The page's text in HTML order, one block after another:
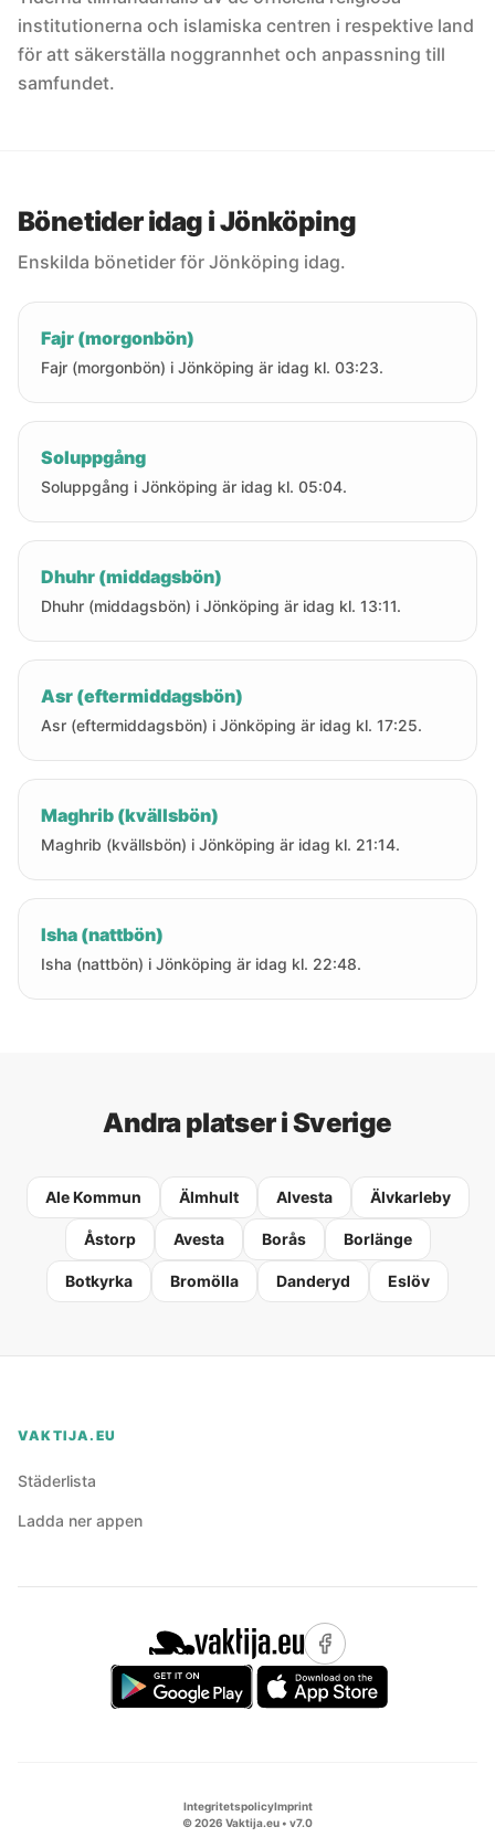
institutionerna och islamiska centren i respektive land
för att säkerställa noggrannhet och anpassning till
samfundet.
Bönetider idag i Jönköping
Enskilda bönetider för Jönköping idag.
Fajr (morgonbön)
Fajr (morgonbön) i Jönköping är idag kl. 03:23.
Soluppgång
Soluppgång i Jönköping är idag kl. 05:04.
Dhuhr (middagsbön)
Dhuhr (middagsbön) i Jönköping är idag kl. 13:11.
Asr (eftermiddagsbön)
Asr (eftermiddagsbön) i Jönköping är idag kl. 17:25.
Maghrib (kvällsbön)
Maghrib (kvällsbön) i Jönköping är idag kl. 21:14.
Isha (nattbön)
Isha (nattbön) i Jönköping är idag kl. 22:48.
Andra platser i Sverige
Ale Kommun Älmhult Alvesta Älvkarleby
Åstorp Avesta Borås Borlänge
Botkyrka Bromölla Danderyd Eslöv
VAKTIJA.EU
Städerlista
Ladda ner appen
IntegritetspolicyImprint
©2026 Vaktija.eu • v7.0